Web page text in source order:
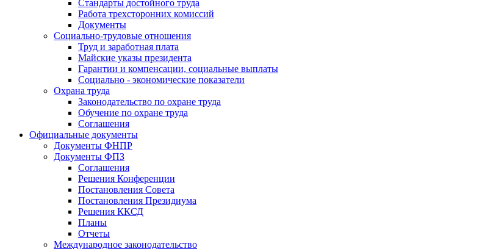
Стандарты достойного труда
Работа трехсторонних комиссий
Документы
Социально-трудовые отношения
Труд и заработная плата
Майские указы президента
Гарантии и компенсации, социальные выплаты
Социально - экономические показатели
Охрана труда
Законодательство по охране труда
Обучение по охране труда
Соглашения
Официальные документы
Документы ФНПР
Документы ФПЗ
Соглашения
Решения Конференции
Постановления Совета
Постановления Президиума
Решения ККСД
Планы
Отчеты
Международное законодательство